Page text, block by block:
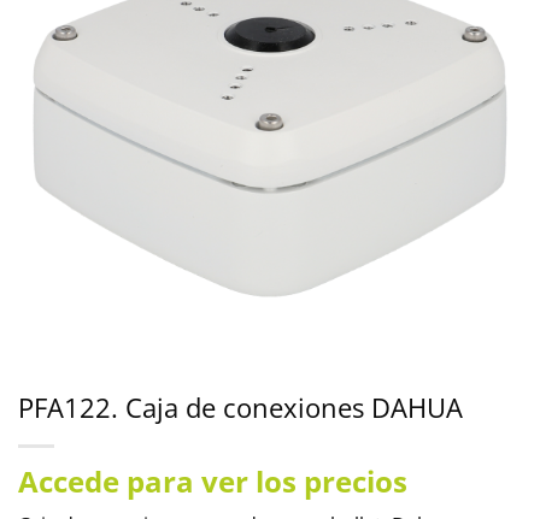
PFA122. Caja de conexiones DAHUA
Accede para ver los precios